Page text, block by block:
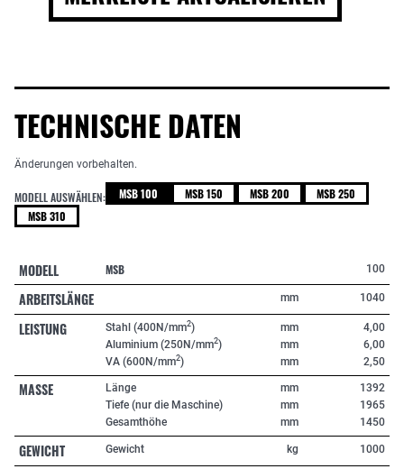
TECHNISCHE DATEN
Änderungen vorbehalten.
MODELL AUSWÄHLEN: MSB 100 MSB 150 MSB 200
MSB 250
MSB 310
MODELL MSB 100
ARBEITSLÄNGE mm 1040
LEISTUNG Stahl (400N/mm2)
Aluminium (250N/mm2)
VA (600N/mm2)
mm
mm
mm
4,00
6,00
2,50
MASSE
Länge
Tiefe (nur die Maschine)
Gesamthöhe
mm
mm
mm
1392
1965
1450
GEWICHT Gewicht kg 1000